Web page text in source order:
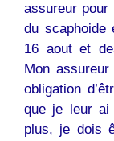
assureur
du scaphoide
16 aout et
Mon
obligation
que je leur ai
plus, je dois